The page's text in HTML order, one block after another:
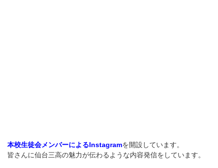
本校生徒会メンバーによるInstagramを開設しています。
皆さんに仙台三高の魅力が伝わるような内容発信をしています。